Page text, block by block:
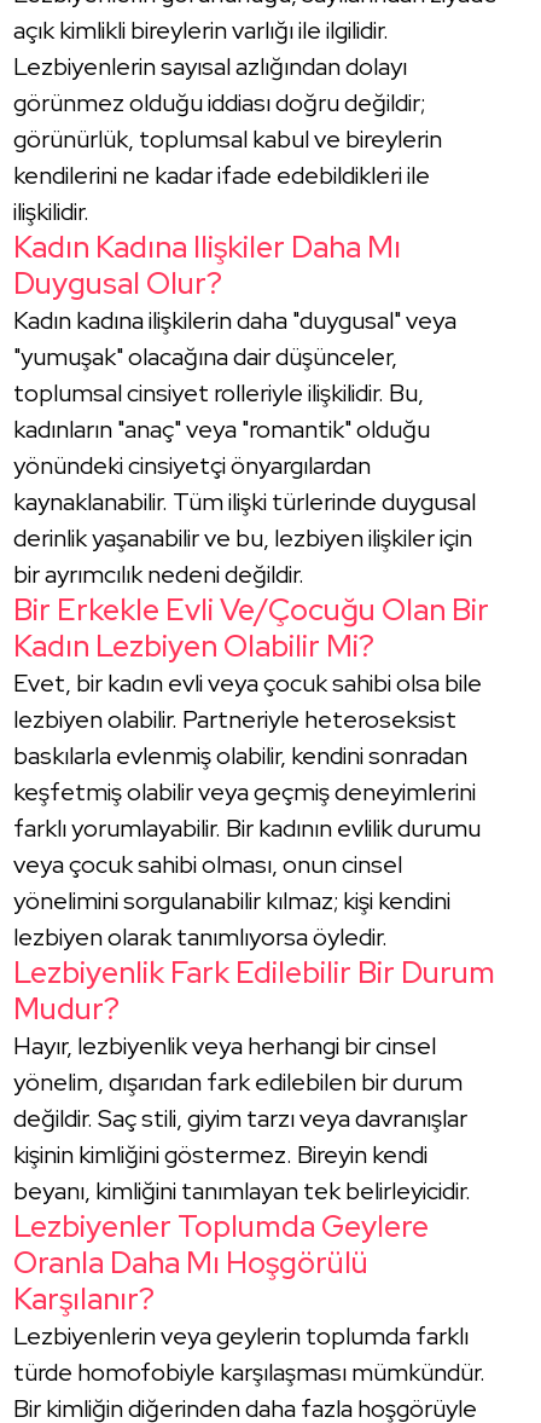
açık kimlikli bireylerin varlığı ile ilgilidir.
Lezbiyenlerin sayısal azlığından dolayı
görünmez olduğu iddiası doğru değildir;
görünürlük, toplumsal kabul ve bireylerin
kendilerini ne kadar ifade edebildikleri ile
ilişkilidir.
Kadın Kadına Ilişkiler Daha Mı
Duygusal Olur?
Kadın kadına ilişkilerin daha "duygusal" veya
"yumuşak" olacağına dair düşünceler,
toplumsal cinsiyet rolleriyle ilişkilidir. Bu,
kadınların "anaç" veya "romantik" olduğu
yönündeki cinsiyetçi önyargılardan
kaynaklanabilir. Tüm ilişki türlerinde duygusal
derinlik yaşanabilir ve bu, lezbiyen ilişkiler için
bir ayrımcılık nedeni değildir.
Bir Erkekle Evli Ve/çocuğu Olan Bir
Kadın Lezbiyen Olabilir Mi?
Evet, bir kadın evli veya çocuk sahibi olsa bile
lezbiyen olabilir. Partneriyle heteroseksist
baskılarla evlenmiş olabilir, kendini sonradan
keşfetmiş olabilir veya geçmiş deneyimlerini
farklı yorumlayabilir. Bir kadının evlilik durumu
veya çocuk sahibi olması, onun cinsel
yönelimini sorgulanabilir kılmaz; kişi kendini
lezbiyen olarak tanımlıyorsa öyledir.
Lezbiyenlik Fark Edilebilir Bir Durum
Mudur?
Hayır, lezbiyenlik veya herhangi bir cinsel
yönelim, dışarıdan fark edilebilen bir durum
değildir. Saç stili, giyim tarzı veya davranışlar
kişinin kimliğini göstermez. Bireyin kendi
beyanı, kimliğini tanımlayan tek belirleyicidir.
Lezbiyenler Toplumda Geylere
Oranla Daha Mı Hoşgörülü
Karşılanır?
Lezbiyenlerin veya geylerin toplumda farklı
türde homofobiyle karşılaşması mümkündür.
Bir kimliğin diğerinden daha fazla hoşgörüyle